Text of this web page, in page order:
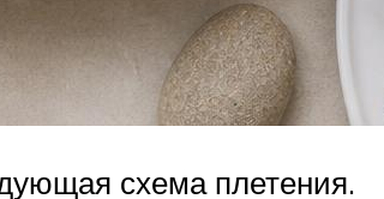
схема плетения.